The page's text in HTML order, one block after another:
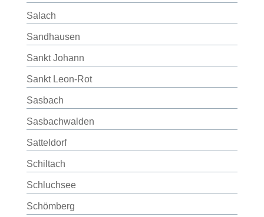
Salach
Sandhausen
Sankt Johann
Sankt Leon-Rot
Sasbach
Sasbachwalden
Satteldorf
Schiltach
Schluchsee
Schömberg